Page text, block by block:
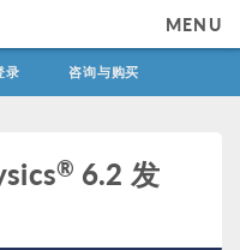
MENU
录 咨询与购买
® 6.2 发